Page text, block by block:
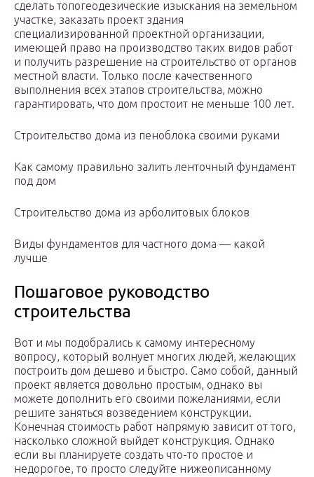
сделать топогеодезические изыскания на земельном
участке, заказать проект здания
специализированной проектной организации,
имеющей право на производство таких видов работ
и получить разрешение на строительство от органов
местной власти. Только после качественного
выполнения всех этапов строительства, можно
гарантировать, что дом простоит не меньше 100 лет.
Строительство дома из пеноблока своими руками
Как самому правильно залить ленточный фундамент
под дом
Строительство дома из арболитовых блоков
Виды фундаментов для частного дома — какой
лучше
Пошаговое руководство
строительства
Вот и мы подобрались к самому интересному
вопросу, который волнует многих людей, желающих
построить дом дешево и быстро. Само собой, данный
проект является довольно простым, однако вы
можете дополнить его своими пожеланиями, если
решите заняться возведением конструкции.
Конечная стоимость работ напрямую зависит от того,
насколько сложной выйдет конструкция. Однако
если вы планируете создать что-то простое и
недорогое, то просто следуйте нижеописанному